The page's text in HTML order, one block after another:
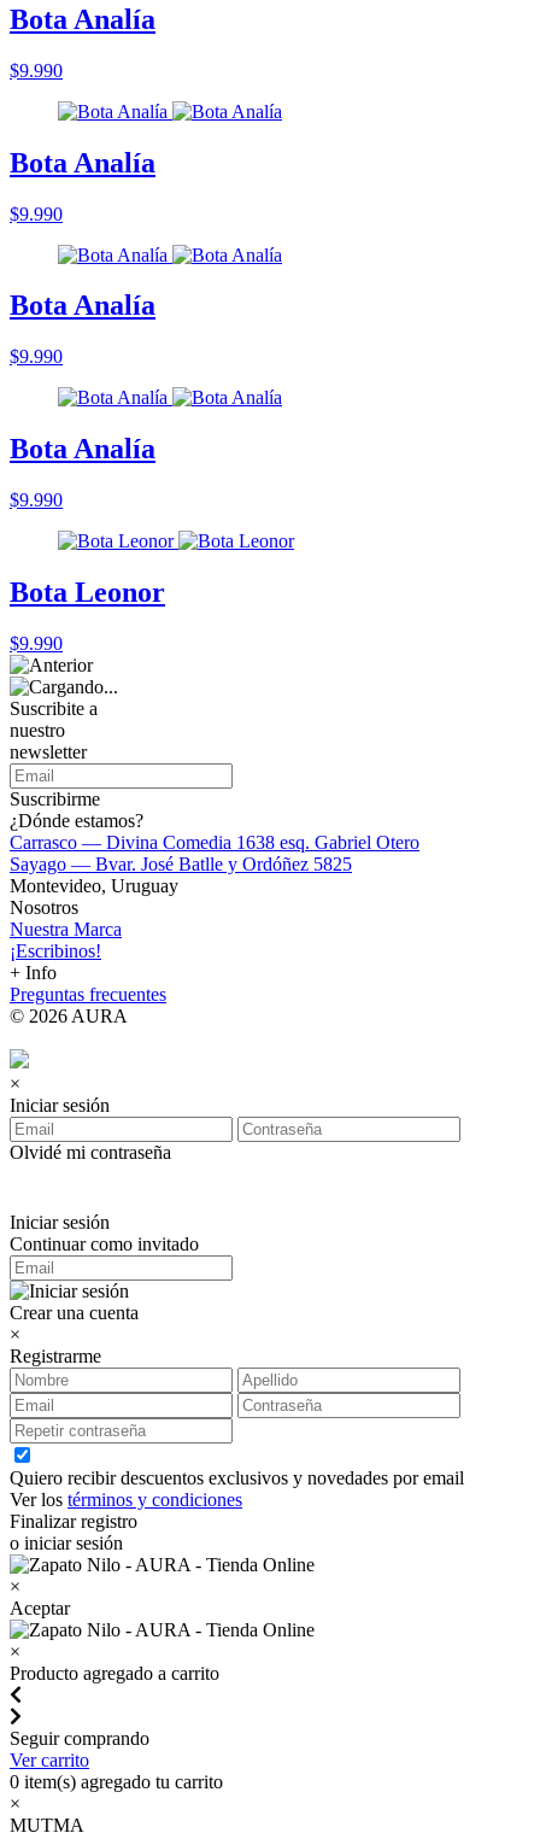
Bota Analía
$9.990
Bota Analía
$9.990
Bota Analía
$9.990
Bota Analía
$9.990
Bota Leonor
$9.990
Suscribite a
nuestro
newsletter
Suscribirme
¿Dónde estamos?
Carrasco — Divina Comedia 1638 esq. Gabriel Otero
Sayago — Bvar. José Batlle y Ordóñez 5825
Montevideo, Uruguay
Nosotros
Nuestra Marca
¡Escribinos!
+ Info
Preguntas frecuentes
© 2026 AURA
×
Iniciar sesión
Olvidé mi contraseña
Iniciar sesión
Continuar como invitado
Crear una cuenta
×
Registrarme
Quiero recibir descuentos exclusivos y novedades por email
Ver los términos y condiciones
Finalizar registro
o iniciar sesión
×
Aceptar
×
Producto agregado a carrito
Seguir comprando
Ver carrito
0 item(s) agregado tu carrito
×
MUTMA